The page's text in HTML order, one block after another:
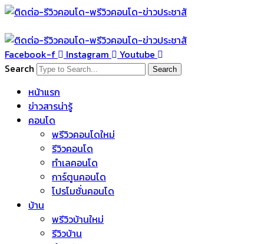
Skip
content
Facebook-f
Instagram
Youtube
Search
Search
หน้าแรก
ข่าวสารน่ารู้
คอนโด
พรีวิวคอนโดใหม่
รีวิวคอนโด
ทำเลคอนโด
การ์ตูนคอนโด
โปรโมชั่นคอนโด
บ้าน
พรีวิวบ้านใหม่
รีวิวบ้าน